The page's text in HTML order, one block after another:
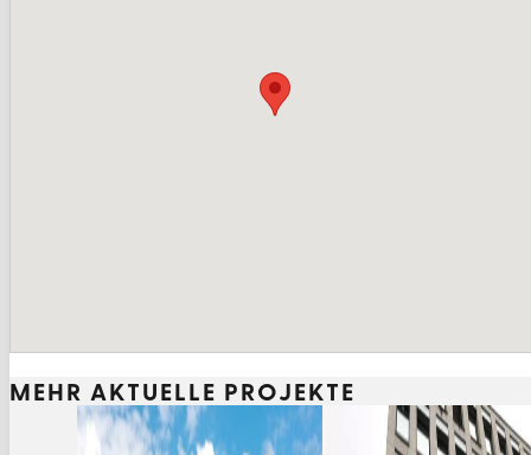
MEHR AKTUELLE PROJEKTE